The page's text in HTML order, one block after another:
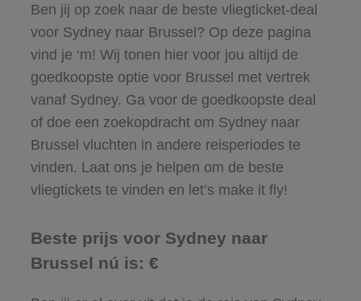
Ben jij op zoek naar de beste vliegticket-deal
voor Sydney naar Brussel? Op deze pagina
vind je ‘m! Wij tonen hier voor jou altijd de
goedkoopste optie voor Brussel met vertrek
vanaf Sydney. Ga voor de goedkoopste deal
of doe een zoekopdracht om Sydney naar
Brussel vluchten in andere reisperiodes te
vinden. Laat ons je helpen om de beste
vliegtickets te vinden en let’s make it fly!
Beste prijs voor Sydney naar
Brussel nú is: €